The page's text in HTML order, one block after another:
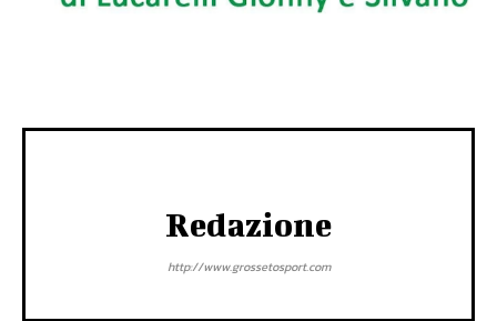
Redazione
http://www.grossetosport.com